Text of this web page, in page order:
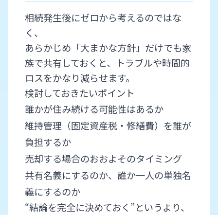
相続発生後にゼロから考えるのではな
く、
あらかじめ「大まかな方針」だけでも家
族で共有しておくと、トラブルや時間的
ロスをかなり減らせます。
検討しておきたいポイント
誰かが住み続ける可能性はあるか
維持管理（固定資産税・修繕費）を誰が
負担するか
売却する場合のおおよそのタイミング
共有名義にするのか、誰か一人の単独名
義にするのか
“結論を完全に決めておく”というより、